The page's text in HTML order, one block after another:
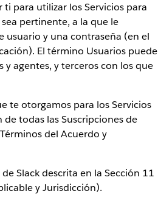
para utilizar los Servicios para
pertinente, a la que le
y una contraseña (en el
El término Usuarios puede
agentes, y terceros con los que
te otorgamos para los Servicios
todas las Suscripciones de
del Acuerdo y
Slack descrita en la Sección 11
y Jurisdicción).